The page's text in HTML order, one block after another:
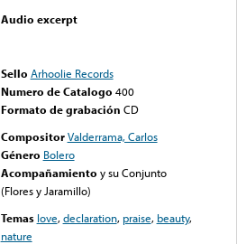
Audio excerpt
Sello Arhoolie Records
Numero de Catalogo 400
Formato de grabación CD
Compositor Valderrama, Carlos
Género Bolero
Acompañamiento y su Conjunto
(Flores y Jaramillo)
Temas love,declaration, praise, beauty,
nature